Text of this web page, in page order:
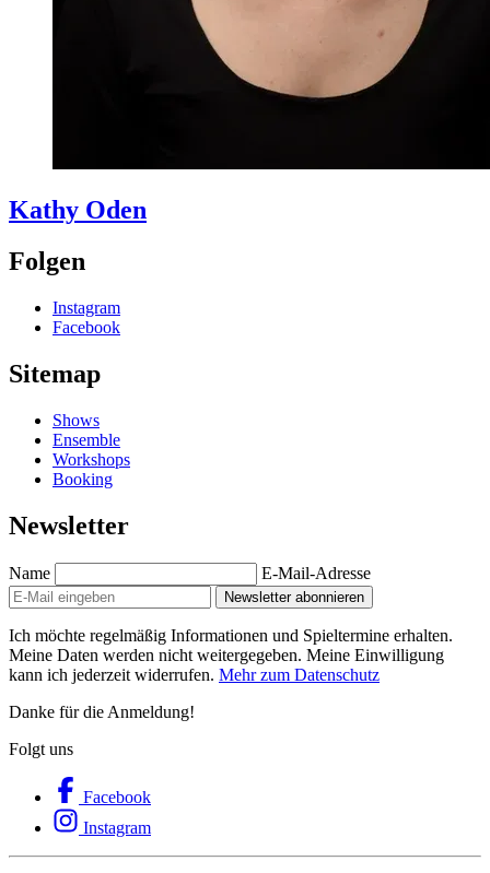
Kathy Oden
Folgen
Instagram
Facebook
Sitemap
Shows
Ensemble
Workshops
Booking
Newsletter
Name E-Mail-Adresse
Newsletter abonnieren
Ich möchte regelmäßig Informationen und Spieltermine erhalten.
Meine Daten werden nicht weitergegeben. Meine Einwilligung
kann ich jederzeit widerrufen. Mehr zum Datenschutz
Danke für die Anmeldung!
Folgt uns
Facebook
Instagram